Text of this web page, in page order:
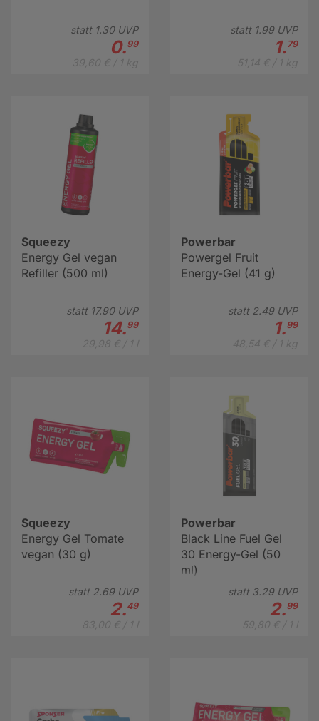
statt 1.30UVP
0.99
statt 1.99UVP
1.79
Squeezy
Energy Gel vegan
Refiller (500 ml)
statt 17.90UVP
14.99
Powerbar
Powergel Fruit
Energy-Gel (41 g)
statt 2.49UVP
1.99
Squeezy
Energy Gel Tomate
vegan (30 g)
statt 2.69UVP
2.49
Powerbar
Black Line Fuel Gel
30 Energy-Gel (50
ml)
statt 3.29UVP
2.99